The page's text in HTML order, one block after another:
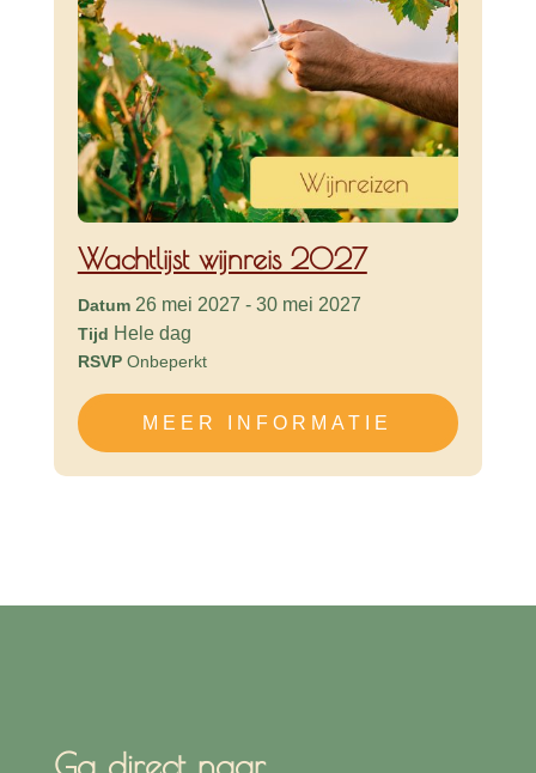
Wachtlijst wijnreis 2027
Datum 26 mei 2027 - 30 mei 2027
Tijd Hele dag
RSVP Onbeperkt
MEER INFORMATIE
Ga direct naar